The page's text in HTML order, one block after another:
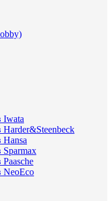
Iwata
Harder&Steenbeck
Hansa
Sparmax
NeoEco